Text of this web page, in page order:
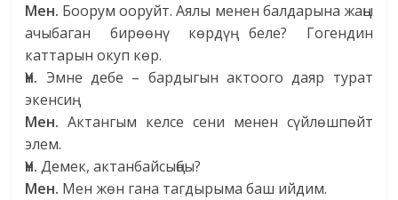
Мен. Боорум ооруйт. Аялы менен балдарына жаңы
ачыбаган бирөөнү көрдүң беле? Гогендин
каттарын окуп көр.
Үн. Эмне дебе – бардыгын актоого даяр турат
экенсиң.
Мен.Актангым келсе сени менен сүйлөшпөйт
элем.
Үн. Демек, актанбайсыңбы?
Мен. Мен жөн гана тагдырыма баш ийдим.